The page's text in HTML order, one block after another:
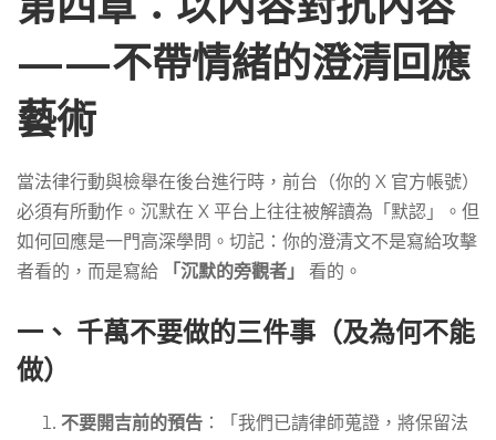
——不帶情緒的澄清回應
藝術
當法律行動與檢舉在後台進行時，前台（你的 X 官方帳號）
必須有所動作。沉默在 X 平台上往往被解讀為「默認」。但
如何回應是一門高深學問。切記：你的澄清文不是寫給攻擊
者看的，而是寫給
「沉默的旁觀者」 看的。
一、 千萬不要做的三件事（及為何不能
做）
不要開吉前的預告 ：「我們已請律師蒐證，將保留法